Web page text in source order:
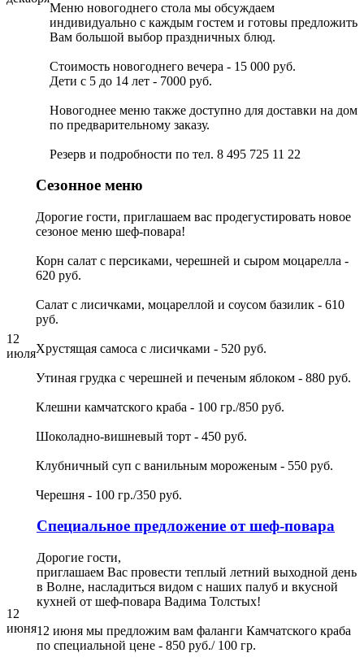
Меню новогоднего стола мы обсуждаем
индивидуально с каждым гостем и готовы предложить
Вам большой выбор праздничных блюд.
Стоимость новогоднего вечера - 15 000 руб.
Дети с 5 до 14 лет - 7000 руб.
Новогоднее меню также доступно для доставки на дом
по предварительному заказу.
Резерв и подробности по тел. 8 495 725 11 22
12
июля
Сезонное меню
Дорогие гости, приглашаем вас продегустировать новое
сезоное меню шеф-повара!
Корн салат с персиками, черешней и сыром моцарелла -
620 руб.
Салат с лисичками, моцареллой и соусом базилик - 610
руб.
Хрустящая самоса с лисичками - 520 руб.
Утиная грудка с черешней и печеным яблоком - 880 руб.
Клешни камчатского краба - 100 гр./850 руб.
Шоколадно-вишневый торт - 450 руб.
Клубничный суп с ванильным мороженым - 550 руб.
Черешня - 100 гр./350 руб.
12
июня
Специальное предложение от шеф-повара
Дорогие гости,
приглашаем Вас провести теплый летний выходной день
в Волне, насладиться видом с наших палуб и вкусной
кухней от шеф-повара Вадима Толстых!
12 июня мы предложим вам фаланги Камчатского краба
по специальной цене - 850 руб./ 100 гр.